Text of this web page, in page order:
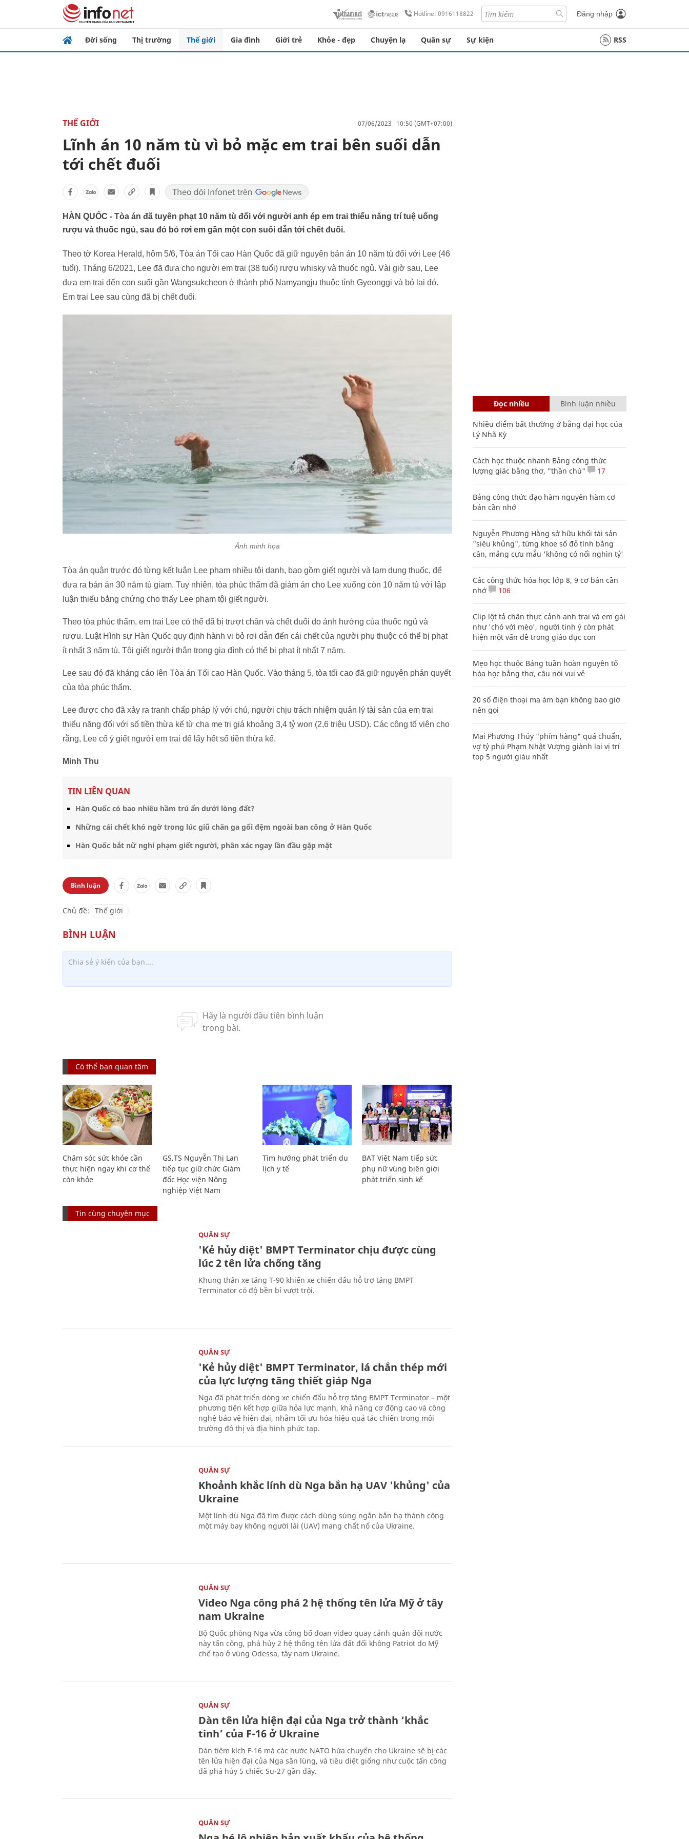
Hotline: 0916118822 Đăng nhập
Đời sống Thị trường Thế giới Gia đình Giới trẻ Khỏe - đẹp Chuyện lạ Quân sự Sự kiện RSS
THẾ GIỚI 07/06/2023 10:50 (GMT+07:00)
Lĩnh án 10 năm tù vì bỏ mặc em trai bên suối dẫn
tới chết đuối
HÀN QUỐC - Tòa án đã tuyên phạt 10 năm tù đối với người anh ép em trai thiểu năng trí tuệ uống
rượu và thuốc ngủ, sau đó bỏ rơi em gần một con suối dẫn tới chết đuối.
Theo tờ Korea Herald, hôm 5/6, Tòa án Tối cao Hàn Quốc đã giữ nguyên bản án 10 năm tù đối với Lee (46
tuổi). Tháng 6/2021, Lee đã đưa cho người em trai (38 tuổi) rượu whisky và thuốc ngủ. Vài giờ sau, Lee
đưa em trai đến con suối gần Wangsukcheon ở thành phố Namyangju thuộc tỉnh Gyeonggi và bỏ lại đó.
Em trai Lee sau cùng đã bị chết đuối.
Ảnh minh họa
Tòa án quận trước đó từng kết luận Lee phạm nhiều tội danh, bao gồm giết người và lạm dụng thuốc, để
đưa ra bản án 30 năm tù giam. Tuy nhiên, tòa phúc thẩm đã giảm án cho Lee xuống còn 10 năm tù với lập
luận thiếu bằng chứng cho thấy Lee phạm tội giết người.
Theo tòa phúc thẩm, em trai Lee có thể đã bị trượt chân và chết đuối do ảnh hưởng của thuốc ngủ và
rượu. Luật Hình sự Hàn Quốc quy định hành vi bỏ rơi dẫn đến cái chết của người phụ thuộc có thể bị phạt
ít nhất 3 năm tù. Tội giết người thân trong gia đình có thể bị phạt ít nhất 7 năm.
Lee sau đó đã kháng cáo lên Tòa án Tối cao Hàn Quốc. Vào tháng 5, tòa tối cao đã giữ nguyên phán quyết
của tòa phúc thẩm.
Lee được cho đã xảy ra tranh chấp pháp lý với chú, người chịu trách nhiệm quản lý tài sản của em trai
thiểu năng đối với số tiền thừa kế từ cha mẹ trị giá khoảng 3,4 tỷ won (2,6 triệu USD). Các công tố viên cho
rằng, Lee cố ý giết người em trai để lấy hết số tiền thừa kế.
Minh Thu
TIN LIÊN QUAN
Hàn Quốc có bao nhiêu hầm trú ẩn dưới lòng đất?
Những cái chết khó ngờ trong lúc giũ chăn ga gối đệm ngoài ban công ở Hàn Quốc
Hàn Quốc bắt nữ nghi phạm giết người, phân xác ngay lần đầu gặp mặt
Bình luận
Chủ đề: Thế giới
Có thể bạn quan tâm
Chăm sóc sức khỏe cần
thực hiện ngay khi cơ thể
còn khỏe
GS.TS Nguyễn Thị Lan
tiếp tục giữ chức Giám
đốc Học viện Nông
nghiệp Việt Nam
Tìm hướng phát triển du
lịch y tế
BAT Việt Nam tiếp sức
phụ nữ vùng biên giới
phát triển sinh kế
Tin cùng chuyên mục
QUÂN SỰ
'Kẻ hủy diệt' BMPT Terminator chịu được cùng
lúc 2 tên lửa chống tăng
Khung thân xe tăng T-90 khiến xe chiến đấu hỗ trợ tăng BMPT
Terminator có độ bền bỉ vượt trội.
QUÂN SỰ
'Kẻ hủy diệt' BMPT Terminator, lá chắn thép mới
của lực lượng tăng thiết giáp Nga
Nga đã phát triển dòng xe chiến đấu hỗ trợ tăng BMPT Terminator – một
phương tiện kết hợp giữa hỏa lực mạnh, khả năng cơ động cao và công
nghệ bảo vệ hiện đại, nhằm tối ưu hóa hiệu quả tác chiến trong môi
trường đô thị và địa hình phức tạp.
QUÂN SỰ
Khoảnh khắc lính dù Nga bắn hạ UAV 'khủng' của
Ukraine
Một lính dù Nga đã tìm được cách dùng súng ngắn bắn hạ thành công
một máy bay không người lái (UAV) mang chất nổ của Ukraine.
QUÂN SỰ
Video Nga công phá 2 hệ thống tên lửa Mỹ ở tây
nam Ukraine
Bộ Quốc phòng Nga vừa công bố đoạn video quay cảnh quân đội nước
này tấn công, phá hủy 2 hệ thống tên lửa đất đối không Patriot do Mỹ
chế tạo ở vùng Odessa, tây nam Ukraine.
QUÂN SỰ
Dàn tên lửa hiện đại của Nga trở thành ‘khắc
tinh’ của F-16 ở Ukraine
Dàn tiêm kích F-16 mà các nước NATO hứa chuyển cho Ukraine sẽ bị các
tên lửa hiện đại của Nga săn lùng, và tiêu diệt giống như cuộc tấn công
đã phá hủy 5 chiếc Su-27 gần đây.
QUÂN SỰ
Đọc nhiều Bình luận nhiều
Nhiều điểm bất thường ở bằng đại học của
Lý Nhã Kỳ
Cách học thuộc nhanh Bảng công thức
lượng giác bằng thơ, "thần chú"
17
Bảng công thức đạo hàm nguyên hàm cơ
bản cần nhớ
Nguyễn Phương Hằng sở hữu khối tài sản
"siêu khủng", từng khoe sổ đỏ tính bằng
cân, mắng cựu mẫu 'không có nổi nghìn tỷ'
Các công thức hóa học lớp 8, 9 cơ bản cần
nhớ
106
Clip lột tả chân thực cảnh anh trai và em gái
như 'chó với mèo', người tinh ý còn phát
hiện một vấn đề trong giáo dục con
Mẹo học thuộc Bảng tuần hoàn nguyên tố
hóa học bằng thơ, câu nói vui vẻ
20 số điện thoại ma ám bạn không bao giờ
nên gọi
Mai Phương Thúy "phím hàng" quá chuẩn,
vợ tỷ phú Phạm Nhật Vượng giành lại vị trí
top 5 người giàu nhất